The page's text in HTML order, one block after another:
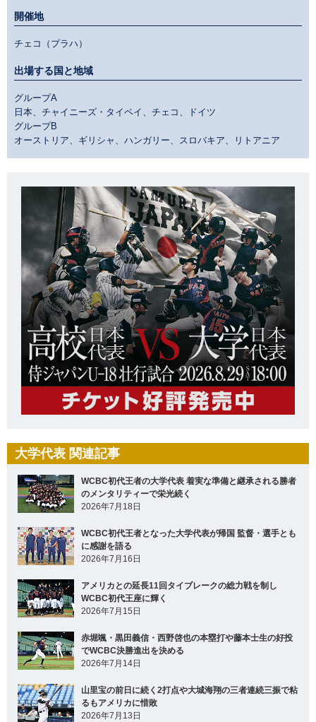
開催地
チェコ（プラハ）
出場する国と地域
グループA
日本、チャイニーズ・タイペイ、チェコ、ドイツ
グループB
オーストリア、ギリシャ、ハンガリー、スロバキア、リトアニア
大学代表 関連記事
WCBC初代王者の大学代表 着実な準備と継承される勝者
のメンタリティーで栄光続く
2026年7月18日
WCBC初代王者となった大学代表が帰国 監督・選手とも
に感謝を語る
2026年7月16日
アメリカとの延長11回タイブレークの総力戦を制し
WCBC初代王座に輝く
2026年7月15日
赤堀颯・黒田義信・西野啓也の本塁打や藤本士生の好投
でWCBC決勝進出を決める
2026年7月14日
山里宝の前日に続く2打点や大城海翔の三者連続三振で粘
るもアメリカに惜敗
2026年7月13日